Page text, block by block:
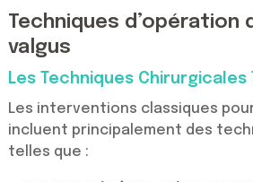
Techniques d’opération
valgus
Les Techniques
Les interventions classiques pour
incluent principalement des
telles que :